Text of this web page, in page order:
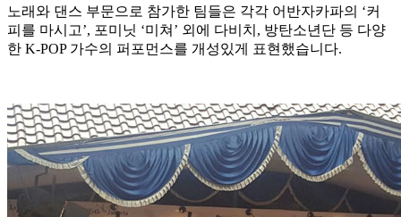
노래와 댄스 부문으로 참가한 팀들은 각각 어반자카파의 ‘커
피를 마시고’, 포미닛 ‘미쳐’ 외에 다비치, 방탄소년단 등 다양
한 K-POP 가수의 퍼포먼스를 개성있게 표현했습니다.